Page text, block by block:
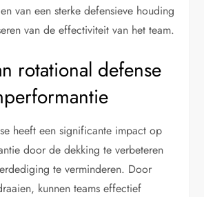
van een sterke defensieve houding
van de effectiviteit van het team.
rotational defense
heeft een significante impact op
door de dekking te verbeteren
te verminderen. Door
kunnen teams effectief